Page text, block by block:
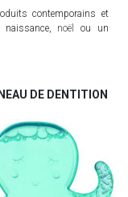
contemporains et
noël
ou un
DE DENTITION